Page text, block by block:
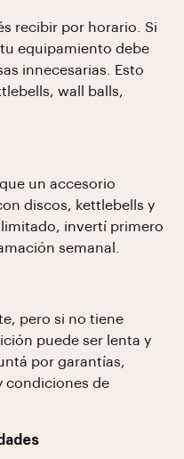
recibir por horario. Si
equipamiento debe
innecesarias. Esto
wall balls,
un accesorio
discos, kettlebells y
invertí primero
semanal.
pero si no tiene
puede ser lenta y
por garantías,
condiciones de